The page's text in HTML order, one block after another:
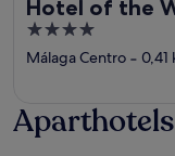
Hotel of the
4
out
Málaga Centro ‐